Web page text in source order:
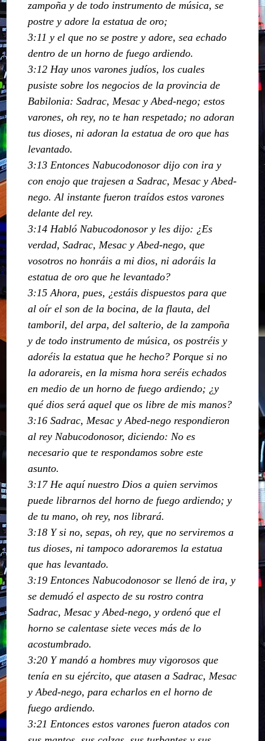
zampoña y de todo instrumento de música, se
postre y adore la estatua de oro;
3:11 y el que no se postre y adore, sea echado
dentro de un horno de fuego ardiendo.
3:12 Hay unos varones judíos, los cuales
pusiste sobre los negocios de la provincia de
Babilonia: Sadrac, Mesac y Abed-nego; estos
varones, oh rey, no te han respetado; no adoran
tus dioses, ni adoran la estatua de oro que has
levantado.
3:13 Entonces Nabucodonosor dijo con ira y
con enojo que trajesen a Sadrac, Mesac y Abed-
nego. Al instante fueron traídos estos varones
delante del rey.
3:14 Habló Nabucodonosor y les dijo: ¿Es
verdad, Sadrac, Mesac y Abed-nego, que
vosotros no honráis a mi dios, ni adoráis la
estatua de oro que he levantado?
3:15 Ahora, pues, ¿estáis dispuestos para que
al oír el son de la bocina, de la flauta, del
tamboril, del arpa, del salterio, de la zampoña
y de todo instrumento de música, os postréis y
adoréis la estatua que he hecho? Porque si no
la adorareis, en la misma hora seréis echados
en medio de un horno de fuego ardiendo; ¿y
qué dios será aquel que os libre de mis manos?
3:16 Sadrac, Mesac y Abed-nego respondieron
al rey Nabucodonosor, diciendo: No es
necesario que te respondamos sobre este
asunto.
3:17 He aquí nuestro Dios a quien servimos
puede librarnos del horno de fuego ardiendo; y
de tu mano, oh rey, nos librará.
3:18 Y si no, sepas, oh rey, que no serviremos a
tus dioses, ni tampoco adoraremos la estatua
que has levantado.
3:19 Entonces Nabucodonosor se llenó de ira, y
se demudó el aspecto de su rostro contra
Sadrac, Mesac y Abed-nego, y ordenó que el
horno se calentase siete veces más de lo
acostumbrado.
3:20 Y mandó a hombres muy vigorosos que
tenía en su ejército, que atasen a Sadrac, Mesac
y Abed-nego, para echarlos en el horno de
fuego ardiendo.
3:21 Entonces estos varones fueron atados con